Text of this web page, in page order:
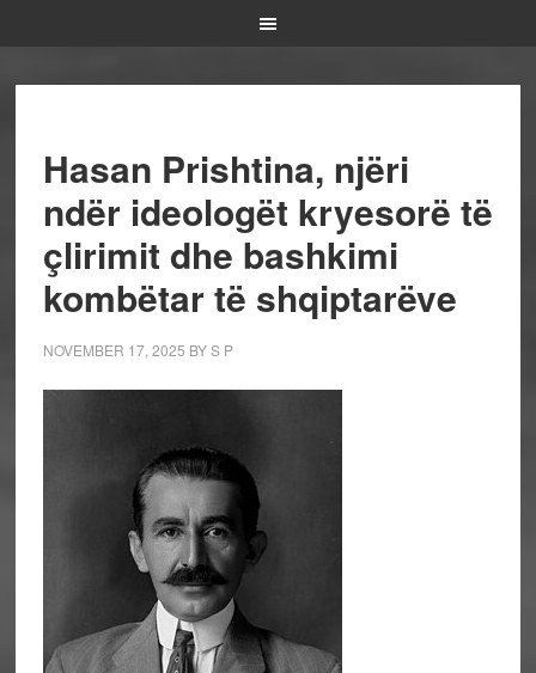
Hasan Prishtina, njëri
ndër ideologët kryesorë të
çlirimit dhe bashkimi
kombëtar të shqiptarëve
NOVEMBER 17, 2025 BYS P